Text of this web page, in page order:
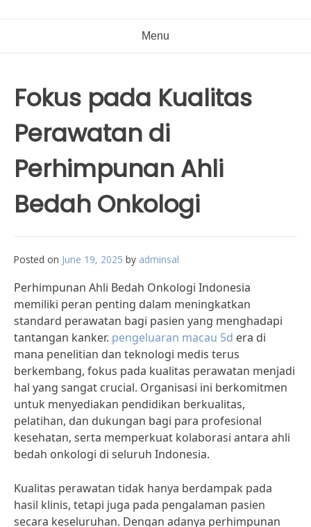
Menu
Fokus pada Kualitas
Perawatan di
Perhimpunan Ahli
Bedah Onkologi
Posted on June 19, 2025 by adminsal
Perhimpunan Ahli Bedah Onkologi Indonesia
memiliki peran penting dalam meningkatkan
standard perawatan bagi pasien yang menghadapi
tantangan kanker. pengeluaran macau 5d era di
mana penelitian dan teknologi medis terus
berkembang, fokus pada kualitas perawatan menjadi
hal yang sangat crucial. Organisasi ini berkomitmen
untuk menyediakan pendidikan berkualitas,
pelatihan, dan dukungan bagi para profesional
kesehatan, serta memperkuat kolaborasi antara ahli
bedah onkologi di seluruh Indonesia.
Kualitas perawatan tidak hanya berdampak pada
hasil klinis, tetapi juga pada pengalaman pasien
secara keseluruhan. Dengan adanya perhimpunan